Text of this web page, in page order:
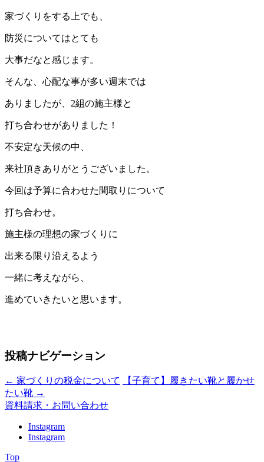
家づくりをする上でも、
防災についてはとても
大事だなと感じます。
そんな、心配な事が多い週末では
ありましたが、2組の施主様と
打ち合わせがありました！
不安定な天候の中、
来社頂きありがとうございました。
今回は予算に合わせた間取りについて
打ち合わせ。
施主様の理想の家づくりに
出来る限り沿えるよう
一緒に考えながら、
進めていきたいと思います。
投稿ナビゲーション
← 家づくりの税金について
【子育て】履きたい靴と履かせ
たい靴 →
資料請求・お問い合わせ
Instagram
Instagram
Top